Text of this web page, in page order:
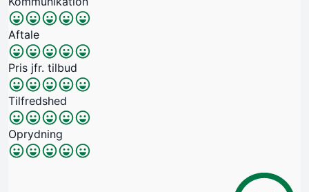
Aftale
Pris jfr. tilbud
Tilfredshed
Oprydning